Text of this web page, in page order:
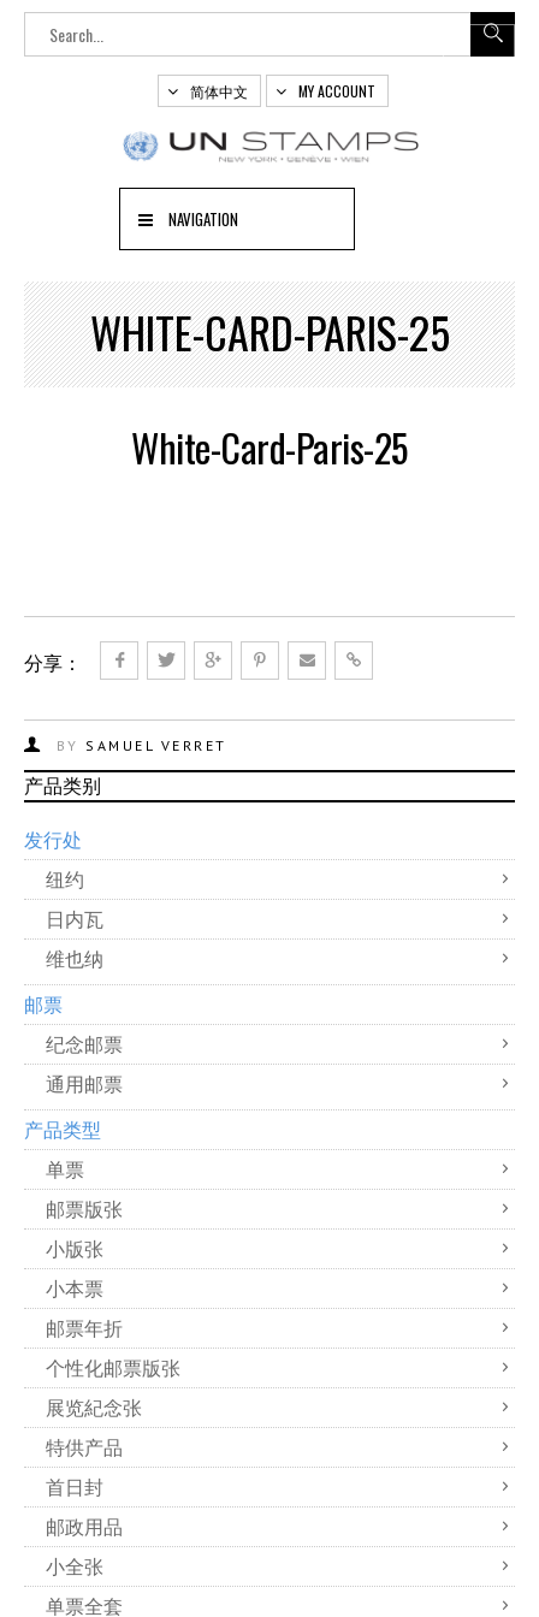
简体中文 MY ACCOUNT
NAVIGATION
WHITE-CARD-PARIS-25
White-Card-Paris-25
分享：
BY SAMUEL VERRET
产品类别
发行处
纽约
日内瓦
维也纳
邮票
纪念邮票
通用邮票
产品类型
单票
邮票版张
小版张
小本票
邮票年折
个性化邮票版张
展览紀念张
特供产品
首日封
邮政用品
小全张
单票全套